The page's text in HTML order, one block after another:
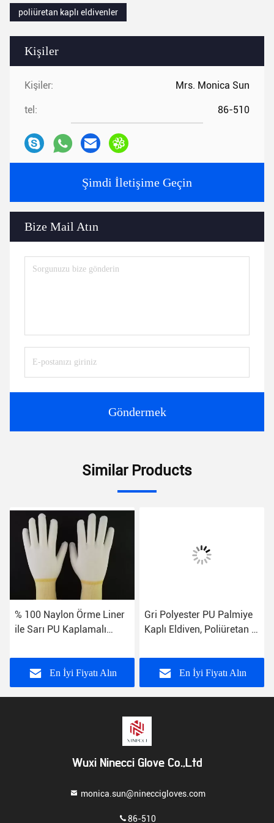
Kişiler
Kişiler: Mrs. Monica Sun
tel: 86-510
Şimdi İletişime Geçin
Bize Mail Atın
Göndermek
poliüretan kaplı eldivenler
Similar Products
% 100 Naylon Örme Liner
ile Sarı PU Kaplamalı
Ciltleme Kenar
En İyi Fiyatı Alın
Gri Polyester PU Palmiye
Kaplı Eldiven, Poliüretan İş
En İyi Fiyatı Alın
Wuxi Ninecci Glove Co.,Ltd
monica.sun@nineccigloves.com
86-510